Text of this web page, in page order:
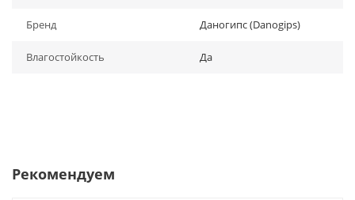
Бренд Даногипс (Danogips)
Влагостойкость Да
Рекомендуем